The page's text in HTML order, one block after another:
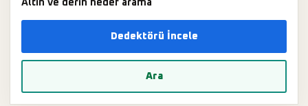
Altın ve derin hedef arama
Dedektörü İncele
Ara